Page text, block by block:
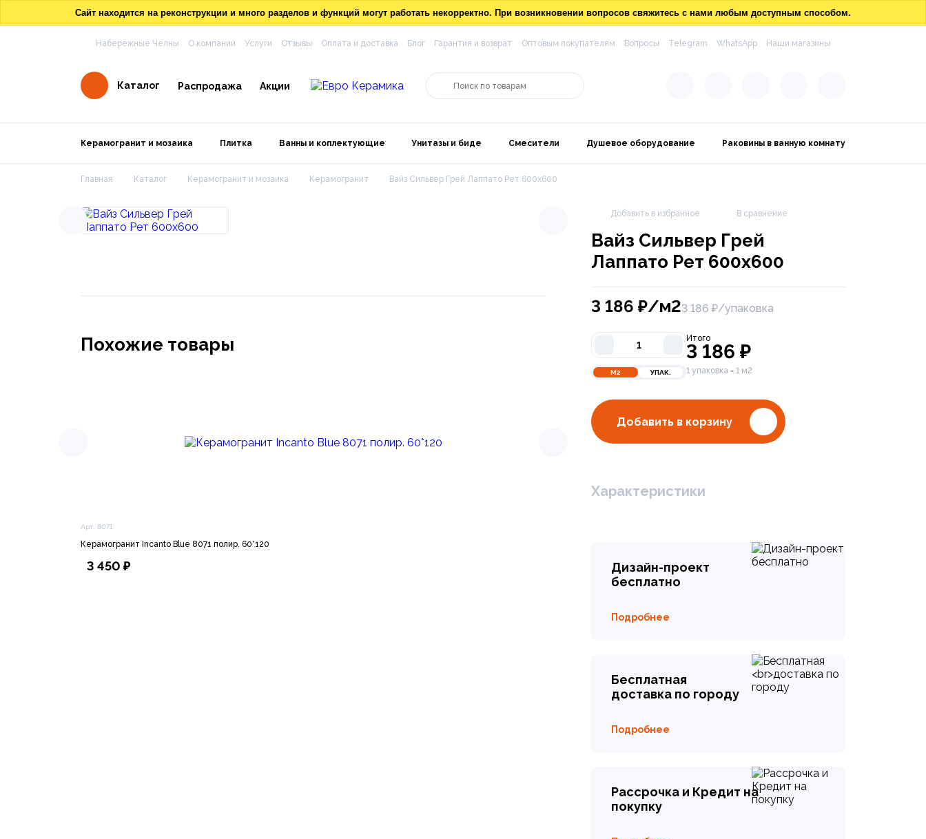
Сайт находится на реконструкции и много разделов и функций могут работать некорректно. При возникновении вопросов свяжитесь с нами любым доступным способом.
Набережные Челны О компании Услуги Отзывы Оплата и доставка Блог Гарантия и возврат Оптовым покупателям Вопросы Telegram WhatsApp Наши магазины
Каталог Распродажа Акции
Керамогранит и мозаика Плитка Ванны и коплектующие Унитазы и биде Смесители Душевое оборудование Раковины в ванную комнату
Главная Каталог Керамогранит и мозаика Керамогранит Вайз Сильвер Грей Лаппато Рет 600х600
Похожие товары
Арт. 8071
Керамогранит Incanto Blue 8071 полир. 60*120
3 450 ₽
Добавить в избранное В сравнение
Вайз Сильвер Грей
Лаппато Рет 600х600
3 186 ₽/м23 186 ₽/упаковка
М2 УПАК.
Итого
3 186 ₽
1 упаковка = 1 м2
Добавить в корзину
Характеристики
Дизайн-проект
бесплатно
Подробнее
Бесплатная
доставка по городу
Подробнее
Рассрочка и Кредит на
покупку